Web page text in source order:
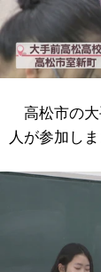
高松市の大
人が参加しま